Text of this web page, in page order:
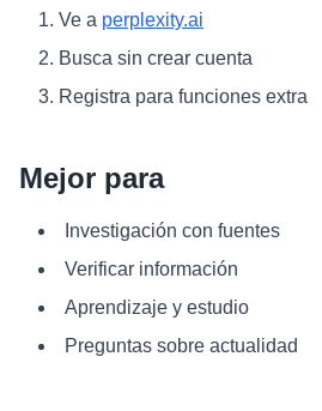
Ve a perplexity.ai
Busca sin crear cuenta
Registra para funciones extra
Mejor para
Investigación con fuentes
Verificar información
Aprendizaje y estudio
Preguntas sobre actualidad